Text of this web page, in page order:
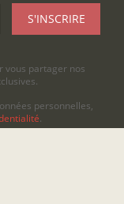
S'INSCRIRE
vous partager nos
personnelles,
.